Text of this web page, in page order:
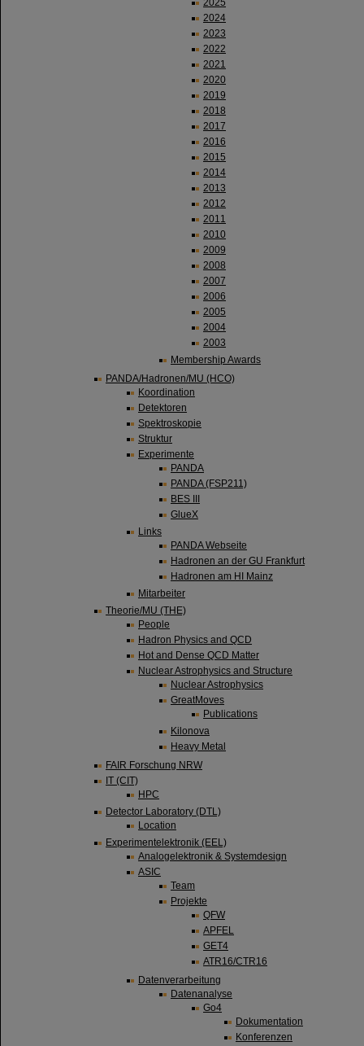
2025
2024
2023
2022
2021
2020
2019
2018
2017
2016
2015
2014
2013
2012
2011
2010
2009
2008
2007
2006
2005
2004
2003
Membership Awards
PANDA/Hadronen/MU (HCO)
Koordination
Detektoren
Spektroskopie
Struktur
Experimente
PANDA
PANDA (FSP211)
BES III
GlueX
Links
PANDA Webseite
Hadronen an der GU Frankfurt
Hadronen am HI Mainz
Mitarbeiter
Theorie/MU (THE)
People
Hadron Physics and QCD
Hot and Dense QCD Matter
Nuclear Astrophysics and Structure
Nuclear Astrophysics
GreatMoves
Publications
Kilonova
Heavy Metal
FAIR Forschung NRW
IT (CIT)
HPC
Detector Laboratory (DTL)
Location
Experimentelektronik (EEL)
Analogelektronik & Systemdesign
ASIC
Team
Projekte
QFW
APFEL
GET4
ATR16/CTR16
Datenverarbeitung
Datenanalyse
Go4
Dokumentation
Konferenzen